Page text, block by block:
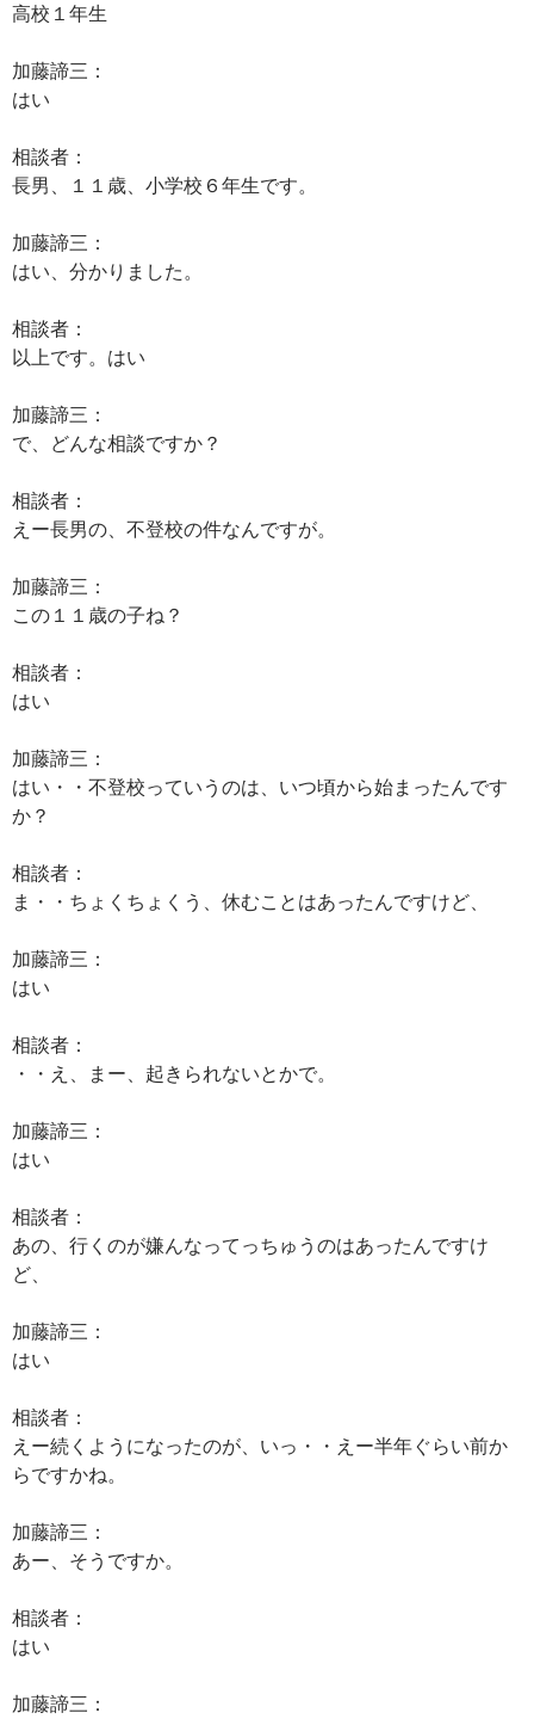
高校１年生
加藤諦三：
はい
相談者：
長男、１１歳、小学校６年生です。
加藤諦三：
はい、分かりました。
相談者：
以上です。はい
加藤諦三：
で、どんな相談ですか？
相談者：
えー長男の、不登校の件なんですが。
加藤諦三：
この１１歳の子ね？
相談者：
はい
加藤諦三：
はい・・不登校っていうのは、いつ頃から始まったんです
か？
相談者：
ま・・ちょくちょくう、休むことはあったんですけど、
加藤諦三：
はい
相談者：
・・え、まー、起きられないとかで。
加藤諦三：
はい
相談者：
あの、行くのが嫌んなってっちゅうのはあったんですけ
ど、
加藤諦三：
はい
相談者：
えー続くようになったのが、いっ・・えー半年ぐらい前か
らですかね。
加藤諦三：
あー、そうですか。
相談者：
はい
加藤諦三：